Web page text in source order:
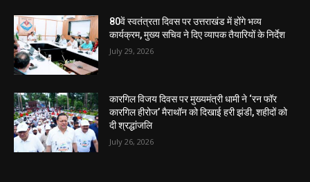
80वें स्वतंत्रता दिवस पर उत्तराखंड में होंगे भव्य
कार्यक्रम, मुख्य सचिव ने दिए व्यापक तैयारियों के निर्देश
July 29, 2026
कारगिल विजय दिवस पर मुख्यमंत्री धामी ने ‘रन फॉर
कारगिल हीरोज’ मैराथॉन को दिखाई हरी झंडी, शहीदों को
दी श्रद्धांजलि
July 26, 2026